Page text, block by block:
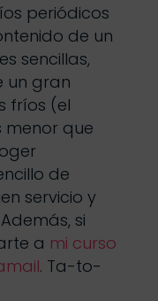
periódicos
de un
sencillas,
un gran
fríos (el
que
de
servicio y
si
a mi curso
. Ta-to-